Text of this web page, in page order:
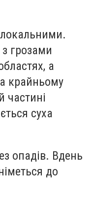
локальними.
грозами
а
крайньому
частині
суха
опадів. Вдень
до